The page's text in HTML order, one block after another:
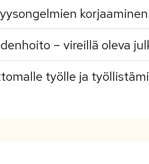
korjaaminen
– vireillä oleva
työlle ja